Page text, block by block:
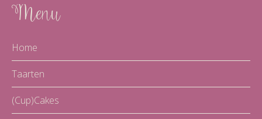
Menu
Home
Taarten
(Cup)Cakes